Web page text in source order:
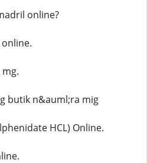
online?
butik n&auml;ra mig
HCL) Online.